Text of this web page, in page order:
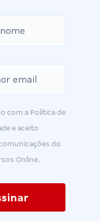
com a Política de
e aceito
do
Online.